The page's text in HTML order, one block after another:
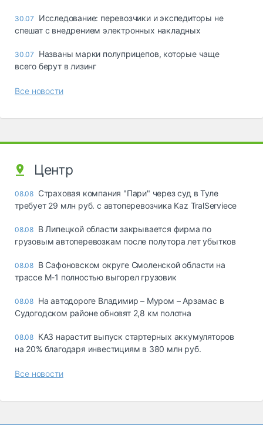
30.07
Исследование: перевозчики и экспедиторы не
спешат с внедрением электронных накладных
30.07
Названы марки полуприцепов, которые чаще
всего берут в лизинг
Все новости
Центр
08.08 Страховая компания "Пари" через суд в Туле
требует 29 млн руб. с автоперевозчика Kaz TralServiece
08.08 В Липецкой области закрывается фирма по
грузовым автоперевозкам после полутора лет убытков
08.08 В Сафоновском округе Смоленской области на
трассе М-1 полностью выгорел грузовик
08.08 На автодороге Владимир – Муром – Арзамас в
Судогодском районе обновят 2,8 км полотна
08.08 КАЗ нарастит выпуск стартерных аккумуляторов
на 20% благодаря инвестициям в 380 млн руб.
Все новости